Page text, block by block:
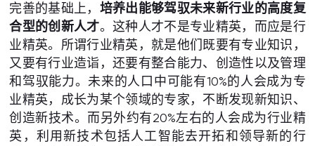
完善的基础上， 培养出能够驾驭未来新行业的高度复
合型的创新人才。这种人才不是专业精英，而应是行
业精英。所谓行业精英，就是他们既要有专业知识，
又要有行业造诣，还要有整合能力、创造性以及管理
和驾驭能力。未来的人口中可能有10%的人会成为专
业精英，成长为某个领域的专家，不断发现新知识、
创造新技术。而另外约有20%左右的人会成为行业精
英，利用新技术包括人工智能去开拓和领导新的行